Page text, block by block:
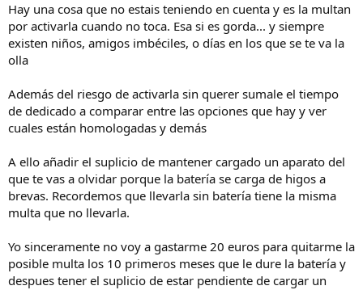
Hay una cosa que no estais teniendo en cuenta y es la multan
por activarla cuando no toca. Esa si es gorda... y siempre
existen niños, amigos imbéciles, o días en los que se te va la
olla
Además del riesgo de activarla sin querer sumale el tiempo
de dedicado a comparar entre las opciones que hay y ver
cuales están homologadas y demás
A ello añadir el suplicio de mantener cargado un aparato del
que te vas a olvidar porque la batería se carga de higos a
brevas. Recordemos que llevarla sin batería tiene la misma
multa que no llevarla.
Yo sinceramente no voy a gastarme 20 euros para quitarme la
posible multa los 10 primeros meses que le dure la batería y
despues tener el suplicio de estar pendiente de cargar un